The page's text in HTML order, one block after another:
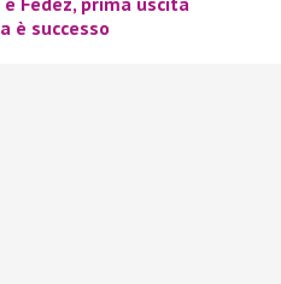
è successo